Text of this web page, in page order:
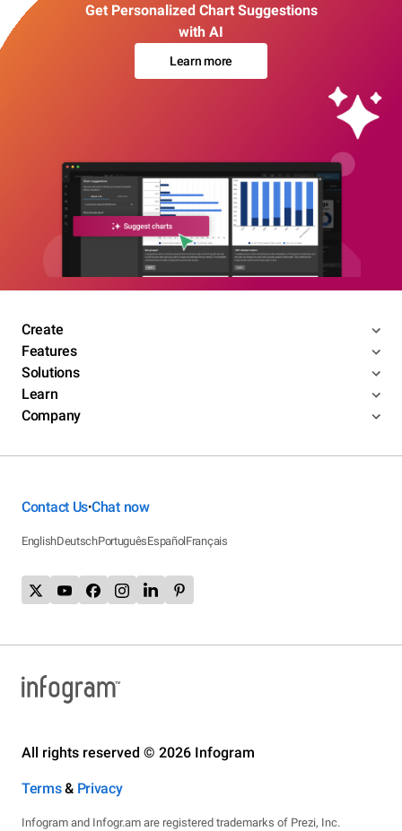
Get Personalized Chart Suggestions
with AI
Learn more
Create
Features
Solutions
Learn
Company
Contact Us•Chat now
EnglishDeutschPortuguêsEspañolFrançais
All rights reserved © 2026 Infogram
Terms& Privacy
Infogram and Infogr.am are registered trademarks of Prezi, Inc.